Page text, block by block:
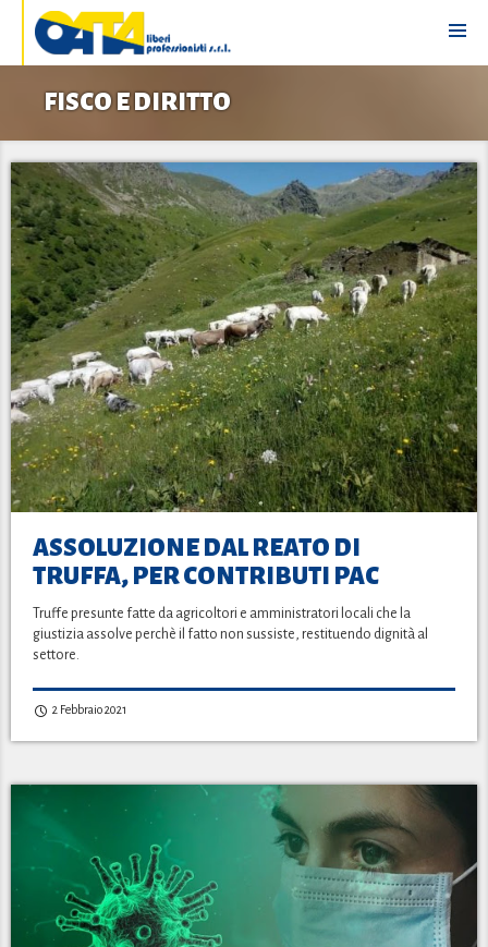
FISCO E DIRITTO
ASSOLUZIONE DAL REATO DI
TRUFFA, PER CONTRIBUTI PAC
Truffe presunte fatte da agricoltori e amministratori locali che la
giustizia assolve perchè il fatto non sussiste, restituendo dignità al
settore.
2 Febbraio 2021